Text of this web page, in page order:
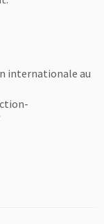
internationale au